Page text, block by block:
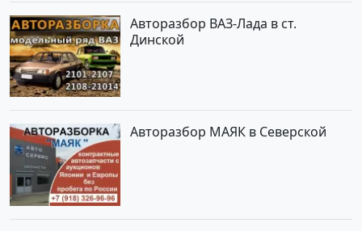
Авторазбор ВАЗ-Лада в ст.
Динской
Авторазбор МАЯК в Северской